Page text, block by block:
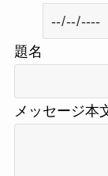
題名
メッセージ本